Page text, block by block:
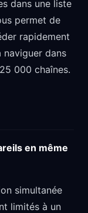
dans une liste
permet de
rapidement
naviguer dans
000 chaînes.
en même
simultanée
limités à un